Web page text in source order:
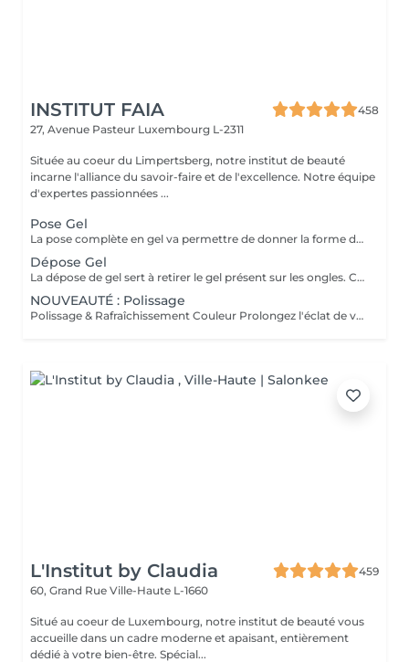
INSTITUT FAIA
458
27, Avenue Pasteur Luxembourg L-2311
Située au coeur du Limpertsberg, notre institut de beauté
incarne l'alliance du savoir-faire et de l'excellence. Notre équipe
d'expertes passionnées ...
Pose Gel
La pose complète en gel va permettre de donner la forme désirée en rallongeant (ou pas) les ongles (préalablement préparés) soit par la technique du chablon (rallongement au gel) soit par les capsules. Ensuite vient la pose du gel qui sera façonné et enfin la pose de la couleur ou de la French.
Dépose Gel
La dépose de gel sert à retirer le gel présent sur les ongles. Cette prestation comprend uniquement le ponçage du gel et le raccourcissement des ongles.
NOUVEAUTÉ : Polissage
Polissage & Rafraîchissement Couleur Prolongez l'éclat de votre pose en toute simplicité. Après une pose complète ou un remplissage, profitez de ce service rapide qui permet de rafraîchir vos ongles sans recommencer une prestation complète. Nous préparons délicatement la surface existante, lissons la repousse et appliquons la couleur de votre choix pour un effet propre et soigné. Idéal entre deux remplissages, ce rendez-vous express vous offre des ongles impeccables et la liberté de changer de teinte selon vos envies.
L'Institut by Claudia
459
60, Grand Rue Ville-Haute L-1660
Situé au coeur de Luxembourg, notre institut de beauté vous
accueille dans un cadre moderne et apaisant, entièrement
dédié à votre bien-être. Spécial...